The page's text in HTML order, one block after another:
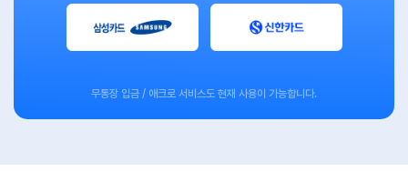
무통장 입금 / 애크로 서비스도 현재 사용이 가능합니다.